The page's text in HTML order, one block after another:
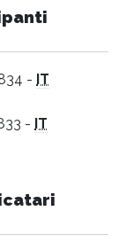
- IT
- IT